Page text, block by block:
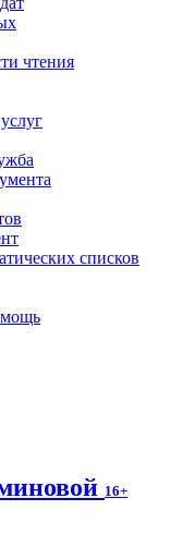
чтения
списков
16+